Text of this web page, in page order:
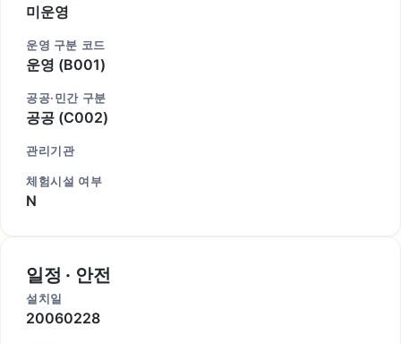
미운영
운영 구분 코드
운영 (B001)
공공·민간 구분
공공 (C002)
관리기관
체험시설 여부
N
일정 · 안전
설치일
20060228